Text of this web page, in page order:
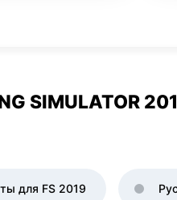
SIMULATOR
для FS 2019